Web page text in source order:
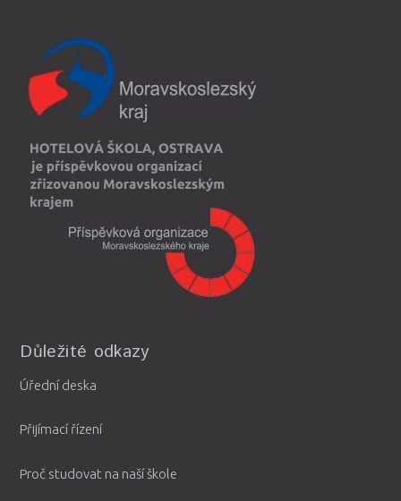
Důležité odkazy
Úřední deska
Přijímací řízení
Proč studovat na naší škole